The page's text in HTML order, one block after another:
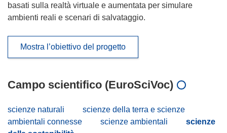
basati sulla realtà virtuale e aumentata per simulare
ambienti reali e scenari di salvataggio.
Mostra l’obiettivo del progetto
Campo scientifico (EuroSciVoc)
scienze naturali
scienze della terra e scienze
ambientali connesse
scienze ambientali
scienze